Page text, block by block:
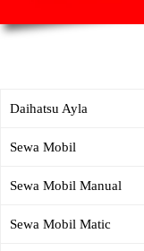
Daihatsu Ayla
Sewa Mobil
Sewa Mobil Manual
Sewa Mobil Matic